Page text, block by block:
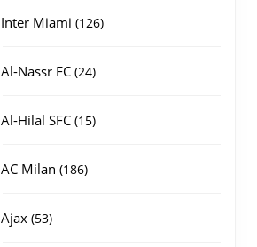
Inter Miami 126126
Al-Nassr FC 2424
Al-Hilal SFC 1515
AC Milan 186186
Ajax 5353